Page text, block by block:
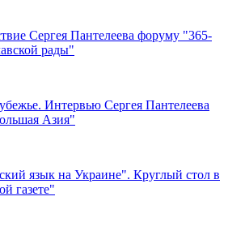
Сергея Пантелеева форуму "365-
рады"
Интервью Сергея Пантелеева
Азия"
язык на Украине". Круглый стол в
газете"